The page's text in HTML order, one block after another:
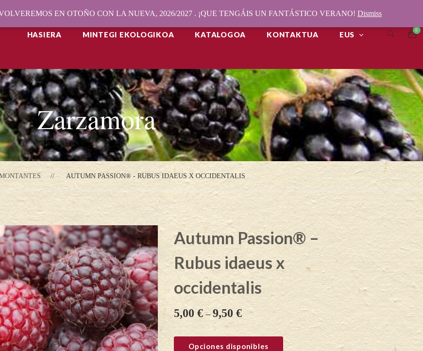
HASIERA MINTEGI EKOLOGIKOA KATALOGOA KONTAKTUA EUS
Zarzamora
AUTUMN PASSION® - RUBUS IDAEUS X OCCIDENTALIS
Autumn Passion® –
Rubus idaeus x
occidentalis
5,00€–9,50€
Opciones disponibles
EN OTOÑO CON LA NUEVA, 2026/2027 . ¡QUE TENGÁIS UN FANTÁSTICO VERANO! Dismiss